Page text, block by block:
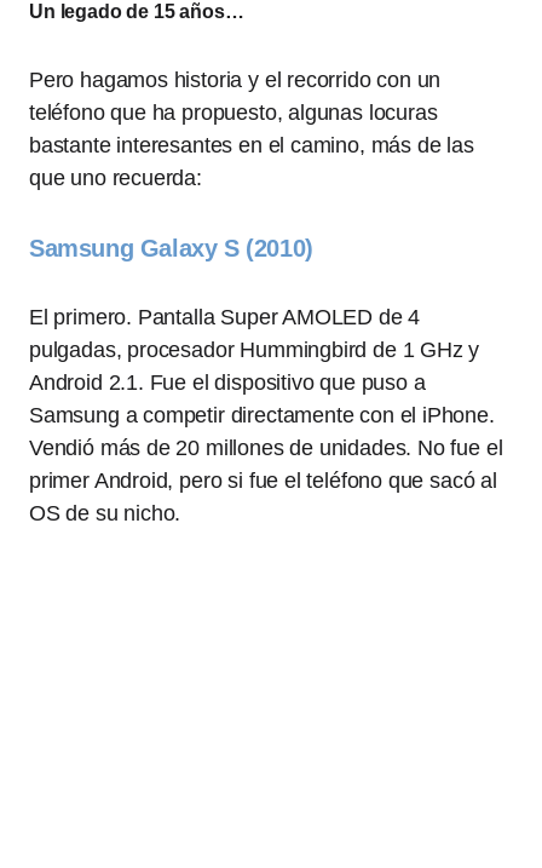
Un legado de 15 años…
Pero hagamos historia y el recorrido con un
teléfono que ha propuesto, algunas locuras
bastante interesantes en el camino, más de las
que uno recuerda:
Samsung Galaxy S (2010)
El primero. Pantalla Super AMOLED de 4
pulgadas, procesador Hummingbird de 1 GHz y
Android 2.1. Fue el dispositivo que puso a
Samsung a competir directamente con el iPhone.
Vendió más de 20 millones de unidades. No fue el
primer Android, pero si fue el teléfono que sacó al
OS de su nicho.